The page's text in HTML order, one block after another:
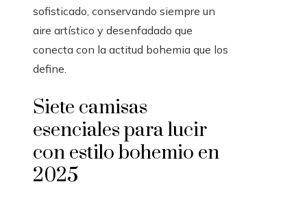
sofisticado, conservando siempre un
aire artístico y desenfadado que
conecta con la actitud bohemia que los
define.
Siete camisas
esenciales para lucir
con estilo bohemio en
2025